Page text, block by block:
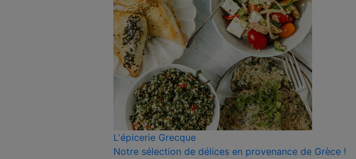
L'épicerie Grecque
Notre sélection de délices en provenance de Grèce !